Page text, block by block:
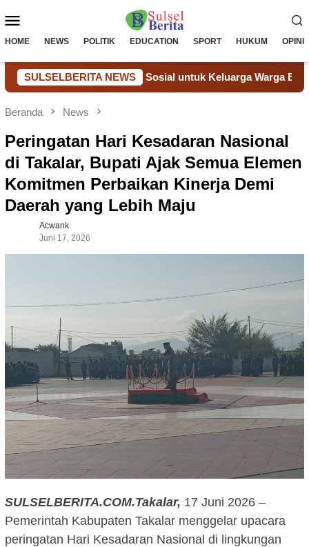
ke
Mobile
HOME NEWS POLITIK EDUCATION SPORT HUKUM OPINI
SULSELBERITA NEWS
Bantuan Sosial untuk Keluarga Warga Binaan
Beranda News
Peringatan Hari Kesadaran Nasional
di Takalar, Bupati Ajak Semua Elemen
Komitmen Perbaikan Kinerja Demi
Daerah yang Lebih Maju
Acwank
Juni 17, 2026
SULSELBERITA.COM.Takalar, 17 Juni 2026 –
Pemerintah Kabupaten Takalar menggelar upacara
peringatan Hari Kesadaran Nasional di lingkungan